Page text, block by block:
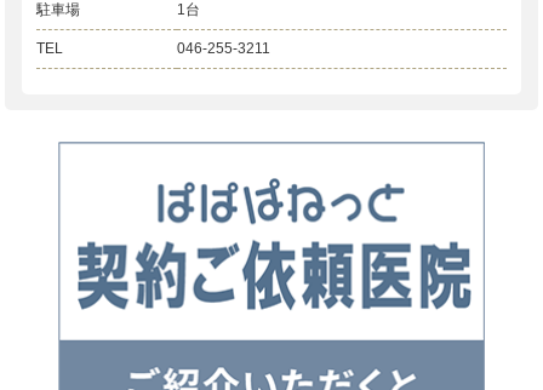
駐車場 1台
TEL 046-255-3211